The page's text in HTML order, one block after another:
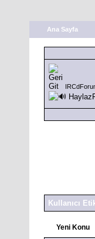
Ana Sayfa
Kullanıcı
Yeni Konu